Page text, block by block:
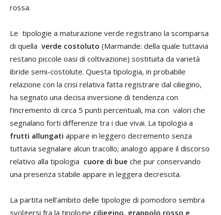
rossa.
Le tipologie a maturazione verde registrano la scomparsa
di quella verde costoluto (Marmande: della quale tuttavia
restano piccole oasi di coltivazione) sostituita da varietà
ibride semi-costolute. Questa tipologia, in probabile
relazione con la crisi relativa fatta registrare dal ciliegino,
ha segnato una decisa inversione di tendenza con
l’incremento di circa 5 punti percentuali, ma con valori che
segnalano forti differenze tra i due vivai. La tipologia a
frutti allungati appare in leggero decremento senza
tuttavia segnalare alcun tracollo; analogo appare il discorso
relativo alla tipologia cuore di bue che pur conservando
una presenza stabile appare in leggera decrescita.
La partita nell’ambito delle tipologie di pomodoro sembra
svolgersi fra la tipologie ciliegino, grappolo rosso e